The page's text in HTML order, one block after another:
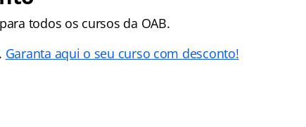
todos os cursos da OAB.
Garanta aqui o seu curso com desconto!